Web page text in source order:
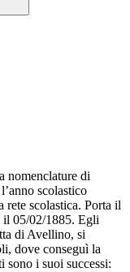
nomenclature di
scolastico
rete scolastica. Porta il
il 05/02/1885. Egli
di Avellino, si
dove conseguì la
sono i suoi successi: